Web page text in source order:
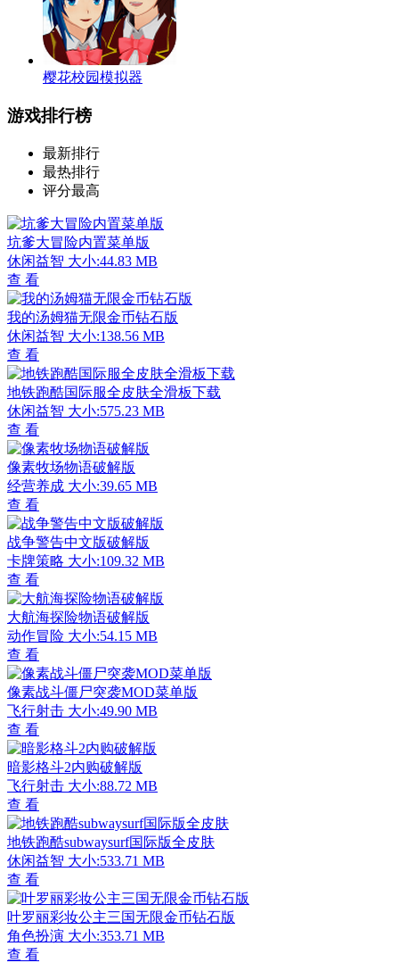
樱花校园模拟器
游戏排行榜
最新排行
最热排行
评分最高
坑爹大冒险内置菜单版
休闲益智 大小:44.83 MB
查 看
我的汤姆猫无限金币钻石版
休闲益智 大小:138.56 MB
查 看
地铁跑酷国际服全皮肤全滑板下载
休闲益智 大小:575.23 MB
查 看
像素牧场物语破解版
经营养成 大小:39.65 MB
查 看
战争警告中文版破解版
卡牌策略 大小:109.32 MB
查 看
大航海探险物语破解版
动作冒险 大小:54.15 MB
查 看
像素战斗僵尸突袭MOD菜单版
飞行射击 大小:49.90 MB
查 看
暗影格斗2内购破解版
飞行射击 大小:88.72 MB
查 看
地铁跑酷subwaysurf国际版全皮肤
休闲益智 大小:533.71 MB
查 看
叶罗丽彩妆公主三国无限金币钻石版
角色扮演 大小:353.71 MB
查 看